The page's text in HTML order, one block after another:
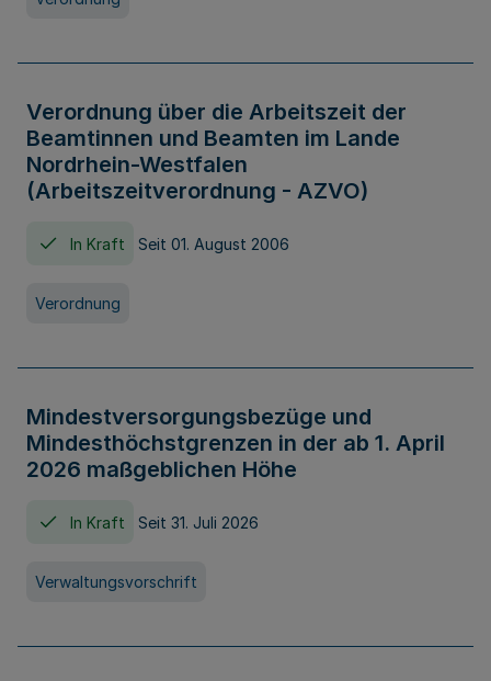
Verordnung über die Arbeitszeit der
Beamtinnen und Beamten im Lande
Nordrhein-Westfalen
(Arbeitszeitverordnung - AZVO)
In Kraft Seit 01. August 2006
Verordnung
Mindestversorgungsbezüge und
Mindesthöchstgrenzen in der ab 1. April
2026 maßgeblichen Höhe
In Kraft Seit 31. Juli 2026
Verwaltungsvorschrift